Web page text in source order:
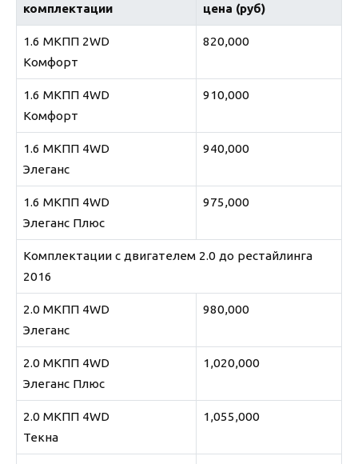
комплектации
цена (руб)
1.6 МКПП 2WD
Комфорт
820,000
1.6 МКПП 4WD
Комфорт
910,000
1.6 МКПП 4WD
Элеганс
940,000
1.6 МКПП 4WD
Элеганс Плюс
975,000
Комплектации с двигателем 2.0 до рестайлинга
2016
2.0 МКПП 4WD
Элеганс
980,000
2.0 МКПП 4WD
Элеганс Плюс
1,020,000
2.0 МКПП 4WD
Текна
1,055,000